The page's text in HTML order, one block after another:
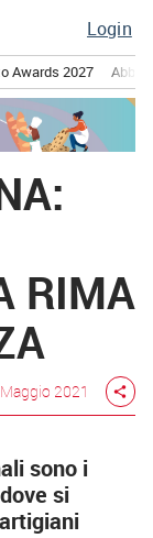
Login
Awards 2027
RIMA
2021 share
sono i
si